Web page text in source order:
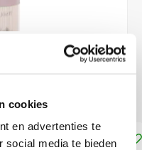
cookies
en advertenties te
social media te bieden
winkelwagen